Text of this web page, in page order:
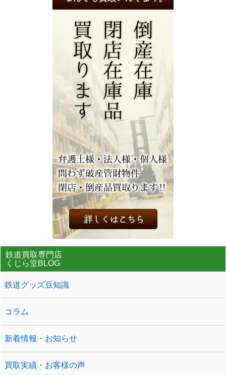
鉄道買取専門店
くじら堂BLOG
鉄道グッズ豆知識
コラム
新着情報・お知らせ
買取実績・お客様の声